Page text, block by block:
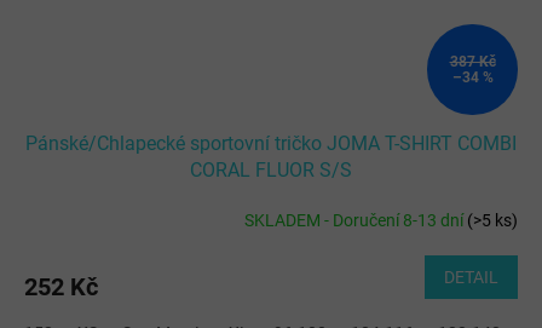
387 Kč
–34 %
Pánské/Chlapecké sportovní tričko JOMA T-SHIRT COMBI
CORAL FLUOR S/S
SKLADEM - Doručení 8-13 dní(>5 ks)
252 Kč DETAIL